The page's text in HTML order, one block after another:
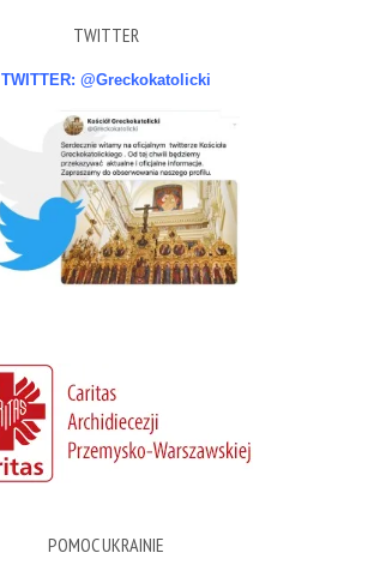
TWITTER
TWITTER: @Greckokatolicki
POMOC UKRAINIE